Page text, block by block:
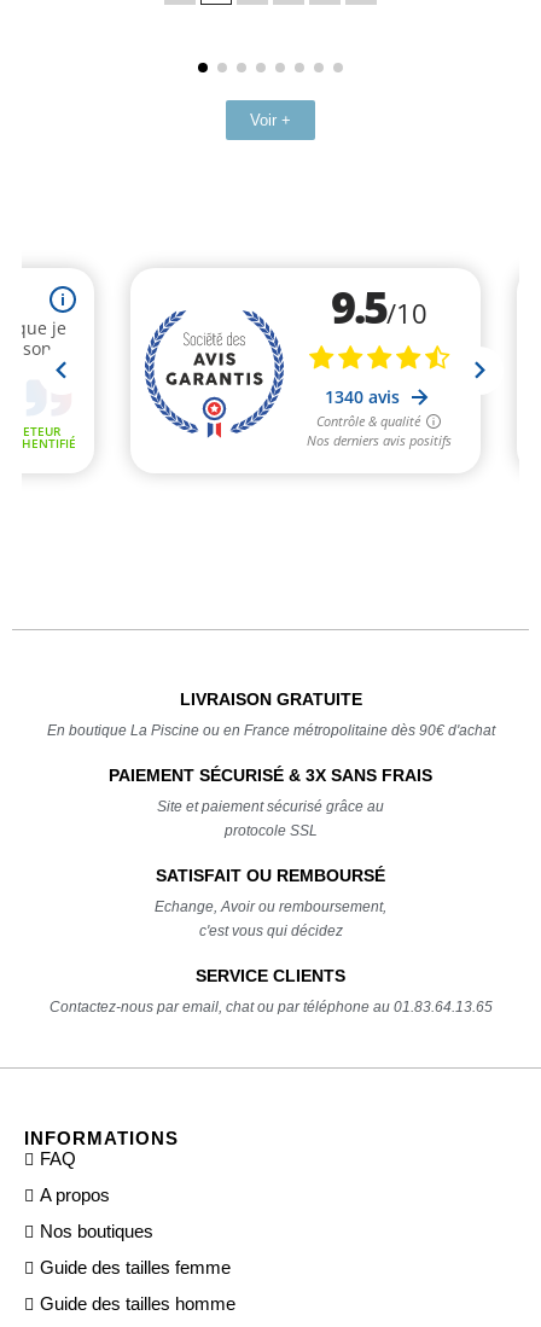
Voir +
LIVRAISON GRATUITE
En boutique La Piscine ou en France métropolitaine dès 90€ d'achat
PAIEMENT SÉCURISÉ & 3X SANS FRAIS
Site et paiement sécurisé grâce au
protocole SSL
SATISFAIT OU REMBOURSÉ
Echange, Avoir ou remboursement,
c'est vous qui décidez
SERVICE CLIENTS
Contactez-nous par email, chat ou par téléphone au 01.83.64.13.65
INFORMATIONS
FAQ
A propos
Nos boutiques
Guide des tailles femme
Guide des tailles homme